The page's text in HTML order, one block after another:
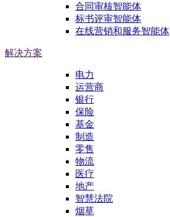
合同审核智能体
标书评审智能体
在线营销和服务智能体
解决方案
电力
运营商
银行
保险
基金
制造
零售
物流
医疗
地产
智慧法院
烟草